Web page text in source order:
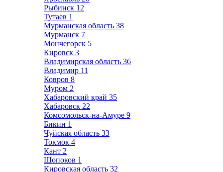
Рыбинск 12
Тутаев 1
Мурманская область 38
Мурманск 7
Мончегорск 5
Кировск 3
Владимирская область 36
Владимир 11
Ковров 8
Муром 2
Хабаровский край 35
Хабаровск 22
Комсомольск-на-Амуре 9
Бикин 1
Чуйская область 33
Токмок 4
Кант 2
Шопоков 1
Кировская область 32